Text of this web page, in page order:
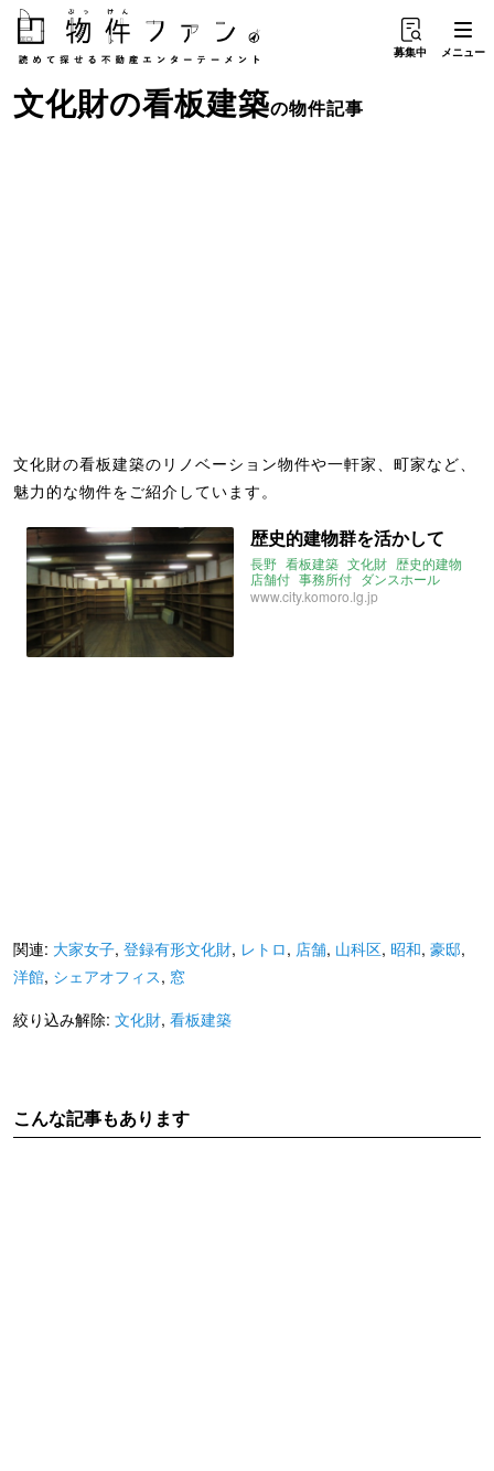
募集中 メニュー
文化財の看板建築の物件記事
文化財の看板建築のリノベーション物件や一軒家、町家など、
魅力的な物件をご紹介しています。
歴史的建物群を活かして
長野 看板建築 文化財 歴史的建物
店舗付 事務所付 ダンスホール
www.city.komoro.lg.jp
関連: 大家女子, 登録有形文化財, レトロ, 店舗, 山科区, 昭和, 豪邸,
洋館, シェアオフィス, 窓
絞り込み解除: 文化財, 看板建築
こんな記事もあります